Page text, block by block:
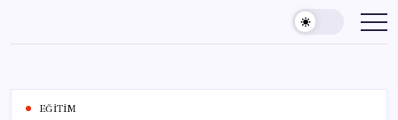
content
EĞITIM